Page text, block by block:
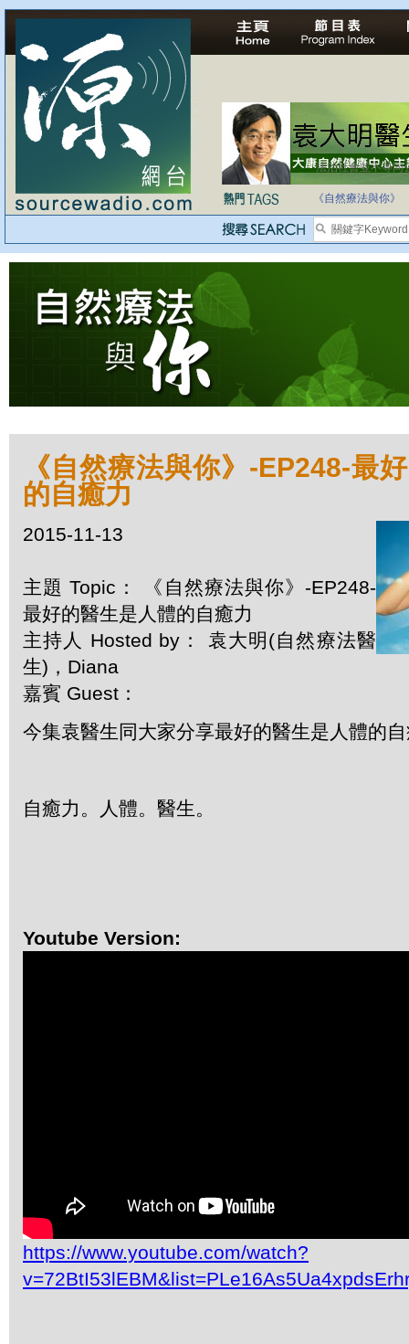
法治社會並不等同
《自然療法與你》
《自然療法與你》-EP248-最
的自癒力
2015-11-13
主題 Topic： 《自然療法與你》-EP248-
最好的醫生是人體的自癒力
主持人 Hosted by： 袁大明(自然療法醫
生)，Diana
嘉賓 Guest：
今集袁醫生同大家分享最好的醫生是人體的
自癒力。人體。醫生。
Youtube Version:
https://www.youtube.com/watch?